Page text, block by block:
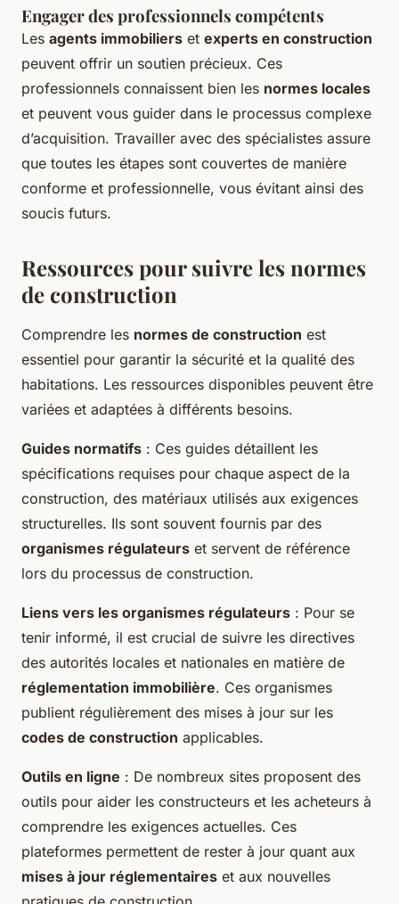
Engager des professionnels compétents
Les agents immobiliers et experts en construction
peuvent offrir un soutien précieux. Ces
professionnels connaissent bien les normes locales
et peuvent vous guider dans le processus complexe
d’acquisition. Travailler avec des spécialistes assure
que toutes les étapes sont couvertes de manière
conforme et professionnelle, vous évitant ainsi des
soucis futurs.
Ressources pour suivre les normes
de construction
Comprendre les normes de construction est
essentiel pour garantir la sécurité et la qualité des
habitations. Les ressources disponibles peuvent être
variées et adaptées à différents besoins.
Guides normatifs : Ces guides détaillent les
spécifications requises pour chaque aspect de la
construction, des matériaux utilisés aux exigences
structurelles. Ils sont souvent fournis par des
organismes régulateurs et servent de référence
lors du processus de construction.
Liens vers les organismes régulateurs : Pour se
tenir informé, il est crucial de suivre les directives
des autorités locales et nationales en matière de
réglementation immobilière. Ces organismes
publient régulièrement des mises à jour sur les
codes de construction applicables.
Outils en ligne : De nombreux sites proposent des
outils pour aider les constructeurs et les acheteurs à
comprendre les exigences actuelles. Ces
plateformes permettent de rester à jour quant aux
mises à jour réglementaires et aux nouvelles